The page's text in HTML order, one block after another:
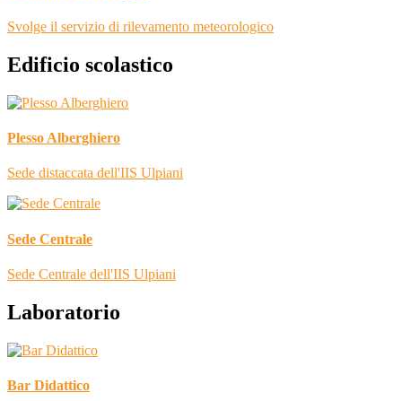
Svolge il servizio di rilevamento meteorologico
Edificio scolastico
Plesso Alberghiero
Sede distaccata dell'IIS Ulpiani
Sede Centrale
Sede Centrale dell'IIS Ulpiani
Laboratorio
Bar Didattico